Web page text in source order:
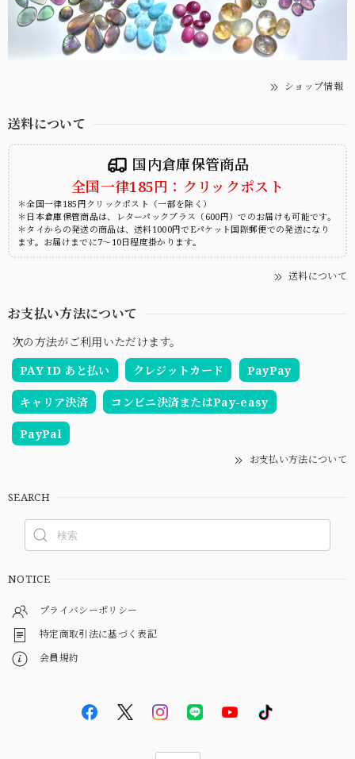
ショップ情報
送料について
国内倉庫保管商品
全国一律185円：クリックポスト
＊全国一律185円クリックポスト（一部を除く）
＊日本倉庫保管商品は、レターパックプラス（600円）でのお届けも可能です。
＊タイからの発送の商品は、送料1000円でEパケット国際郵便での発送になり
ます。お届けまでに7～10日程度掛かります。
送料について
お支払い方法について
次の方法がご利用いただけます。
PAY ID あと払い
クレジットカード PayPay
キャリア決済 コンビニ決済またはPay-easy
PayPal
お支払い方法について
SEARCH
NOTICE
プライバシーポリシー
特定商取引法に基づく表記
会員規約